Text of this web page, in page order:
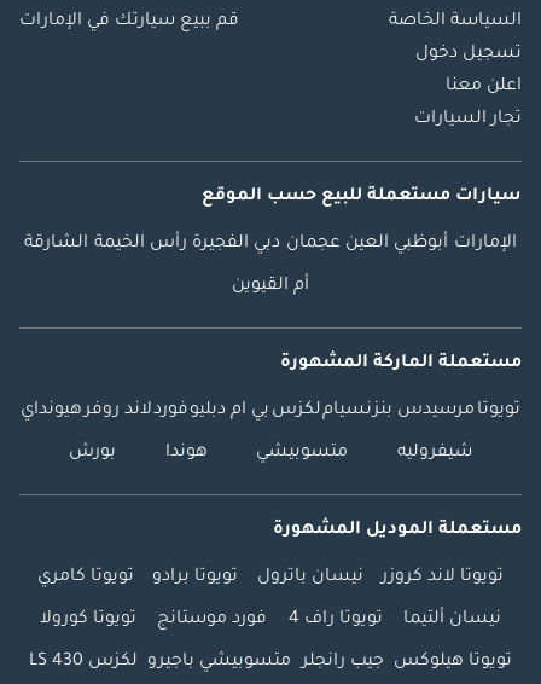
السياسة الخاصة
تسجيل دخول
اعلن معنا
تجار السيارات
قم ببيع سيارتك في الإمارات
سيارات مستعملة للبيع حسب الموقع
الإمارات أبوظبي العين عجمان دبي الفجيرة رأس الخيمة الشارقة
أم القيوين
مستعملة الماركة المشهورة
تويوتا مرسيدس بنزنسياملكزس بي ام دبليوفوردلاند روفرهيونداي
شيفروليه متسوبيشي هوندا بورش
مستعملة الموديل المشهورة
تويوتا لاند كروزر نيسان باترول تويوتا برادو تويوتا كامري
نيسان ألتيما تويوتا راف 4 فورد موستانج تويوتا كورولا
تويوتا هيلوكس جيب رانجلر متسوبيشي باجيرو لكزس LS 430